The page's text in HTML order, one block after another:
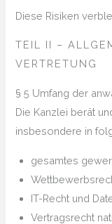
Diese Risiken
TEIL II –
VERTRETUNG
§ 5 Umfang der
Die Kanzlei berät
insbesondere in
gesamtes
IT-Recht und
Vertragsrecht